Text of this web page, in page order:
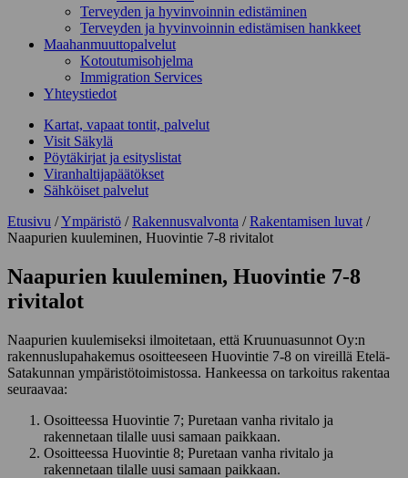
Terveyden ja hyvinvoinnin edistäminen
Terveyden ja hyvinvoinnin edistämisen hankkeet
Maahanmuuttopalvelut
Kotoutumisohjelma
Immigration Services
Yhteystiedot
Kartat, vapaat tontit, palvelut
Visit Säkylä
Pöytäkirjat ja esityslistat
Viranhaltijapäätökset
Sähköiset palvelut
Etusivu /Ympäristö /Rakennusvalvonta /Rakentamisen luvat /
Naapurien kuuleminen, Huovintie 7-8 rivitalot
Naapurien kuuleminen, Huovintie 7-8
rivitalot
Naapurien kuulemiseksi ilmoitetaan, että Kruunuasunnot Oy:n
rakennuslupahakemus osoitteeseen Huovintie 7-8 on vireillä Etelä-
Satakunnan ympäristötoimistossa. Hankeessa on tarkoitus rakentaa
seuraavaa:
Osoitteessa Huovintie 7; Puretaan vanha rivitalo ja
rakennetaan tilalle uusi samaan paikkaan.
Osoitteessa Huovintie 8; Puretaan vanha rivitalo ja
rakennetaan tilalle uusi samaan paikkaan.